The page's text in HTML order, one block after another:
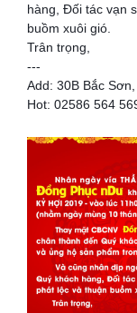
hàng, Đối tác vạn
buồm xuôi gió.
Trân trọng,
---
Add: 30B Bắc
Hot: 02586 564